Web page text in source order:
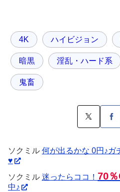
4K ハイビジョン
暗黒 淫乱・ハード系
鬼畜
ソクミル 何が出るかな 0円♪
♥
ソクミル 迷ったらココ！ 70
中♪